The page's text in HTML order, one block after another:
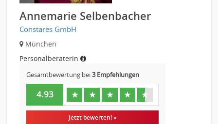
Annemarie Selbenbacher
Constares GmbH
München
Personalberaterin
Gesamtbewertung bei3 Empfehlungen
4.93 ★ ★ ★ ★ ★
Jetzt bewerten! »